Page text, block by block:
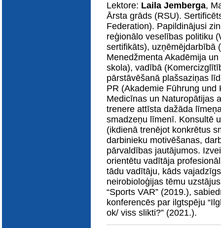
Lektore: Laila Jemberga,
Ārsta grāds (RSU).
Federation). Papildinājusi
reģionālo veselības politiku
sertifikāts), uzņēmējdarbībā
Menedžmenta Akadēmija
skola), vadībā
pārstāvēšanā plašsaziņas
PR (Akademie Fūhrung
Medicīnas un Naturopātijas
trenere attīsta dažāda
smadzeņu līmenī. Konsultē
(ikdienā trenējot konkrētus
darbinieku motivēšanas,
pārvaldības jautājumos.
orientētu vadītāja
tādu vadītāju, kāds
neirobioloģijas tēmu
“Sports VAR” (2019.),
konferencēs par ilgtspēju
ok/ viss slikti?” (2021.).